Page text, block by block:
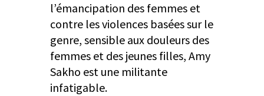
l’émancipation des femmes et
contre les violences basées sur le
genre, sensible aux douleurs des
femmes et des jeunes filles, Amy
Sakho est une militante
infatigable.